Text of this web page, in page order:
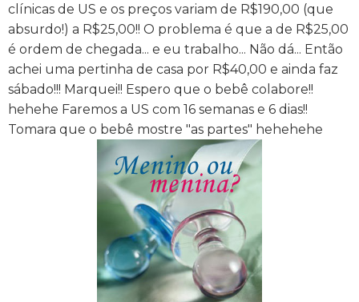
clínicas de US e os preços variam de R$190,00 (que
absurdo!) a R$25,00!! O problema é que a de R$25,00
é ordem de chegada... e eu trabalho... Não dá... Então
achei uma pertinha de casa por R$40,00 e ainda faz
sábado!!! Marquei!! Espero que o bebê colabore!!
hehehe Faremos a US com 16 semanas e 6 dias!!
Tomara que o bebê mostre "as partes" hehehehe